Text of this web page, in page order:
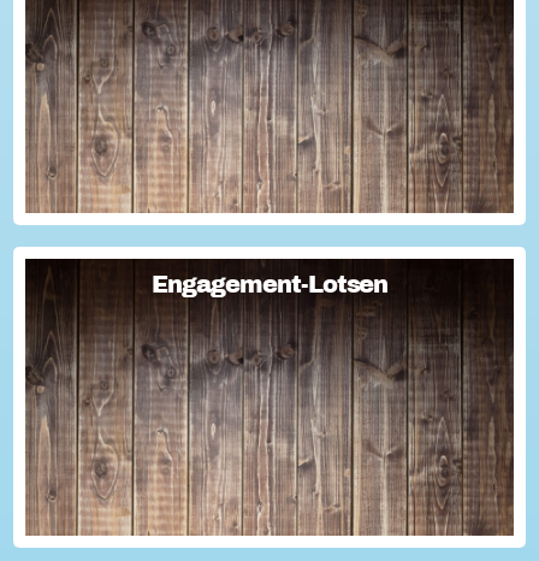
Macht den Ehrentag mit eurer Aktion zu eurem "hessischen
Ehrentag"...
Engagement-Lotsen
Engagement-Lotsen
Engagement-Lotsen tragen zu einer lebendigen
Engagementkultur und damit zu einer höheren
Lebensqualität für sich und andere bei. Sie bringen ihre
Erfahrungen im bürgerschaftlichen Engagement ein und ü...